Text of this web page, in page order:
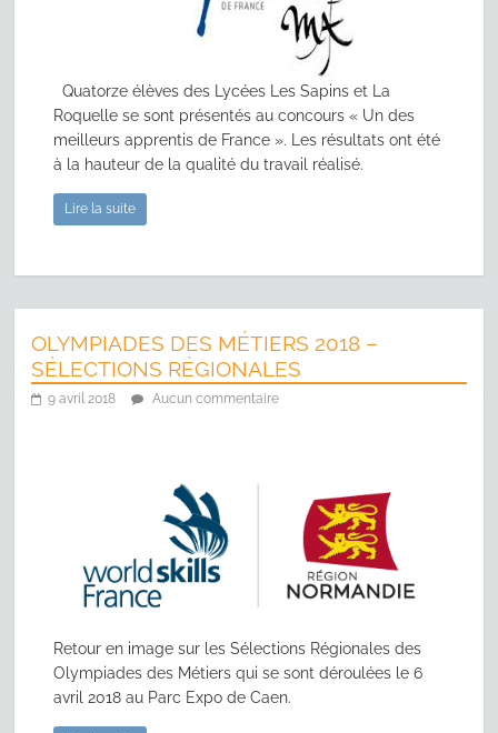
Quatorze élèves des Lycées Les Sapins et La
Roquelle se sont présentés au concours « Un des
meilleurs apprentis de France ». Les résultats ont été
à la hauteur de la qualité du travail réalisé.
Lire la suite
OLYMPIADES DES MÉTIERS 2018 –
SÉLECTIONS RÉGIONALES
9 avril 2018 Aucun commentaire
Retour en image sur les Sélections Régionales des
Olympiades des Métiers qui se sont déroulées le 6
avril 2018 au Parc Expo de Caen.